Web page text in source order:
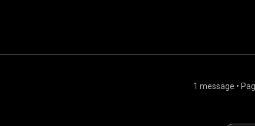
1 message •